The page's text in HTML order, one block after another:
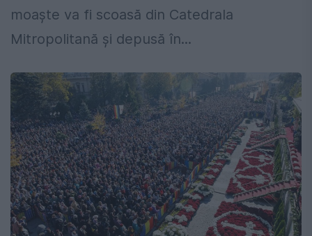
moaște va fi scoasă din Catedrala
Mitropolitană și depusă în...